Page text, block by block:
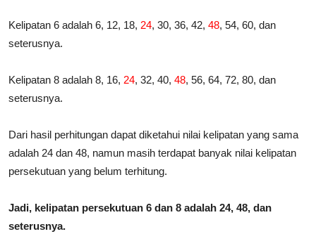
Kelipatan 6 adalah 6, 12, 18, 24, 30, 36, 42, 48, 54, 60, dan
seterusnya.
Kelipatan 8 adalah 8, 16, 24, 32, 40, 48, 56, 64, 72, 80, dan
seterusnya.
Dari hasil perhitungan dapat diketahui nilai kelipatan yang sama
adalah 24 dan 48, namun masih terdapat banyak nilai kelipatan
persekutuan yang belum terhitung.
Jadi, kelipatan persekutuan 6 dan 8 adalah 24, 48, dan
seterusnya.